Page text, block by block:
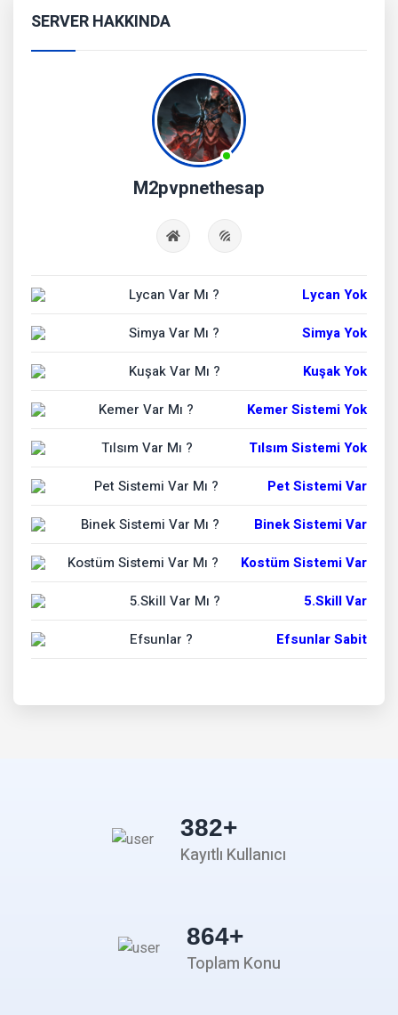
SERVER HAKKINDA
M2pvpnethesap
Lycan Var Mı ?
Lycan Yok
Simya Var Mı ?
Simya Yok
Kuşak Var Mı ?
Kuşak Yok
Kemer Var Mı ?
Kemer Sistemi Yok
Tılsım Var Mı ?
Tılsım Sistemi Yok
Pet Sistemi Var Mı ?
Pet Sistemi Var
Binek Sistemi Var Mı ?
Binek Sistemi Var
Kostüm Sistemi Var Mı ?
Kostüm Sistemi Var
5.Skill Var Mı ?
5.Skill Var
Efsunlar ?
Efsunlar Sabit
382+
Kayıtlı Kullanıcı
864+
Toplam Konu